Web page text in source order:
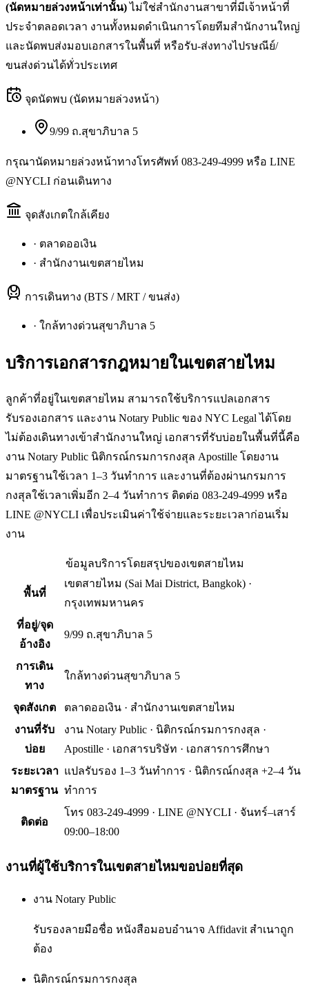
(นัดหมายล่วงหน้าเท่านั้น) ไม่ใช่สำนักงานสาขาที่มีเจ้าหน้าที่
ประจำตลอดเวลา งานทั้งหมดดำเนินการโดยทีมสำนักงานใหญ่
และนัดพบส่งมอบเอกสารในพื้นที่ หรือรับ-ส่งทางไปรษณีย์/
ขนส่งด่วนได้ทั่วประเทศ
จุดนัดพบ (นัดหมายล่วงหน้า)
9/99 ถ.สุขาภิบาล 5
กรุณานัดหมายล่วงหน้าทางโทรศัพท์ 083-249-4999 หรือ LINE
@NYCLI ก่อนเดินทาง
จุดสังเกตใกล้เคียง
· ตลาดออเงิน
· สำนักงานเขตสายไหม
การเดินทาง (BTS / MRT / ขนส่ง)
· ใกล้ทางด่วนสุขาภิบาล 5
บริการเอกสารกฎหมายในเขตสายไหม
ลูกค้าที่อยู่ในเขตสายไหม สามารถใช้บริการแปลเอกสาร
รับรองเอกสาร และงาน Notary Public ของ NYC Legal ได้โดย
ไม่ต้องเดินทางเข้าสำนักงานใหญ่ เอกสารที่รับบ่อยในพื้นที่นี้คือ
งาน Notary Public นิติกรณ์กรมการกงสุล Apostille โดยงาน
มาตรฐานใช้เวลา 1–3 วันทำการ และงานที่ต้องผ่านกรมการ
กงสุลใช้เวลาเพิ่มอีก 2–4 วันทำการ ติดต่อ 083-249-4999 หรือ
LINE @NYCLI เพื่อประเมินค่าใช้จ่ายและระยะเวลาก่อนเริ่ม
งาน
ข้อมูลบริการโดยสรุปของเขตสายไหม
พื้นที่
เขตสายไหม (Sai Mai District, Bangkok) ·
กรุงเทพมหานคร
ที่อยู่/จุด
อ้างอิง
9/99 ถ.สุขาภิบาล 5
การเดิน
ทาง
ใกล้ทางด่วนสุขาภิบาล 5
จุดสังเกต
ตลาดออเงิน · สำนักงานเขตสายไหม
งานที่รับ
บ่อย
งาน Notary Public · นิติกรณ์กรมการกงสุล ·
Apostille · เอกสารบริษัท · เอกสารการศึกษา
ระยะเวลา
มาตรฐาน
แปลรับรอง 1–3 วันทำการ · นิติกรณ์กงสุล +2–4 วัน
ทำการ
ติดต่อ
โทร 083-249-4999 · LINE @NYCLI · จันทร์–เสาร์
09:00–18:00
งานที่ผู้ใช้บริการในเขตสายไหมขอบ่อยที่สุด
งาน Notary Public
รับรองลายมือชื่อ หนังสือมอบอำนาจ Affidavit สำเนาถูก
ต้อง
นิติกรณ์กรมการกงสุล